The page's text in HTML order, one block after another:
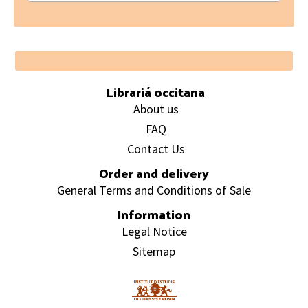
Footer
Librariá occitana
About us
FAQ
Contact Us
Order and delivery
General Terms and Conditions of Sale
Information
Legal Notice
Sitemap